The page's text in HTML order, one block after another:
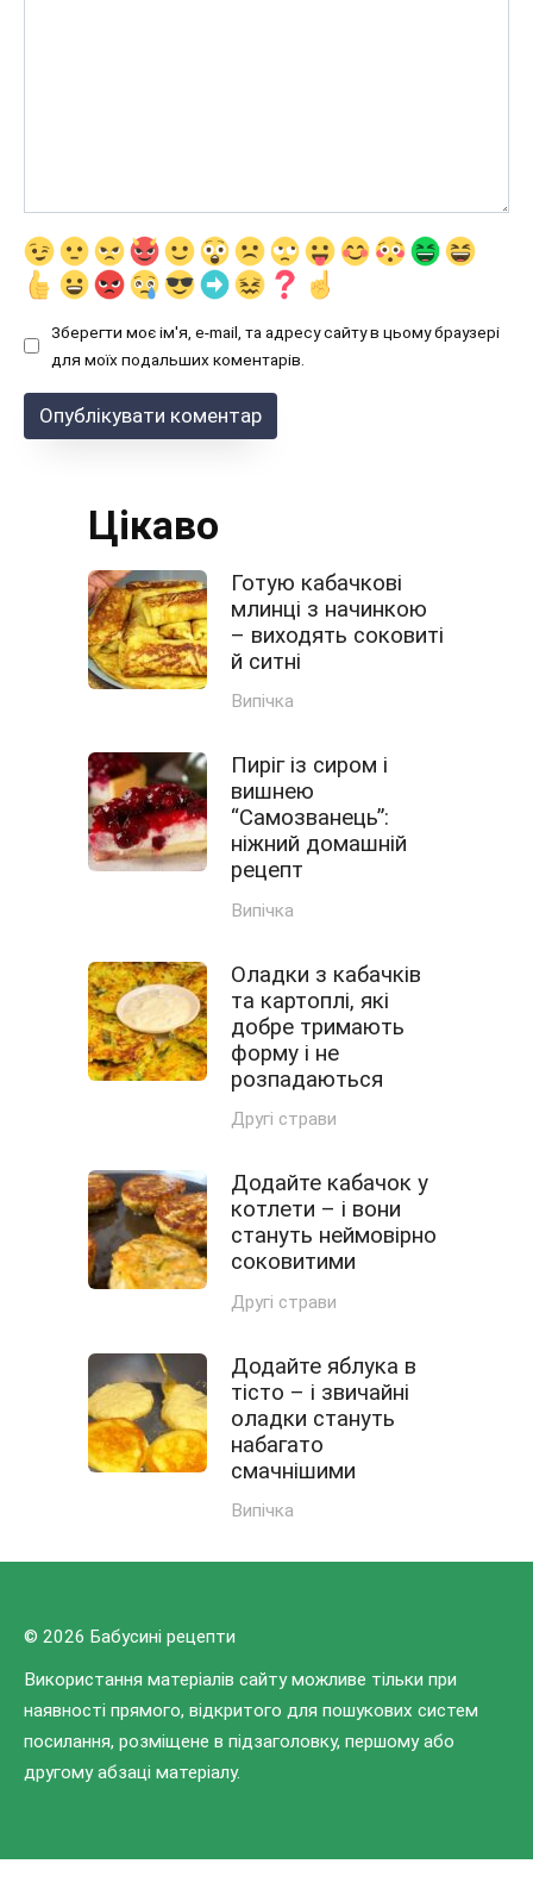
Зберегти моє ім'я, e-mail, та адресу сайту в цьому браузері
для моїх подальших коментарів.
Цікаво
Готую кабачкові
млинці з начинкою
– виходять соковиті
й ситні
Випічка
Пиріг із сиром і
вишнею
“Самозванець”:
ніжний домашній
рецепт
Випічка
Оладки з кабачків
та картоплі, які
добре тримають
форму і не
розпадаються
Другі страви
Додайте кабачок у
котлети – і вони
стануть неймовірно
соковитими
Другі страви
Додайте яблука в
тісто – і звичайні
оладки стануть
набагато
смачнішими
Випічка
© 2026 Бабусині рецепти
Використання матеріалів сайту можливе тільки при
наявності прямого, відкритого для пошукових систем
посилання, розміщене в підзаголовку, першому або
другому абзаці матеріалу.